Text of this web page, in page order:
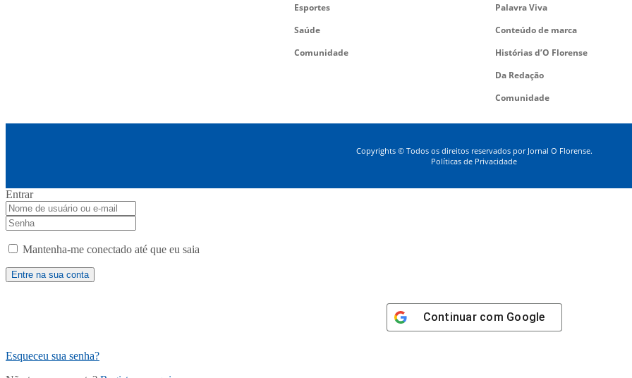
Esportes
Saúde
Comunidade
Palavra Viva
Conteúdo de marca
Histórias d’O Florense
Da Redação
Comunidade
Copyrights © Todos os direitos reservados por Jornal O Florense.
Políticas de Privacidade
Entrar
Mantenha-me conectado até que eu saia
Continuar com Google
Esqueceu sua senha?